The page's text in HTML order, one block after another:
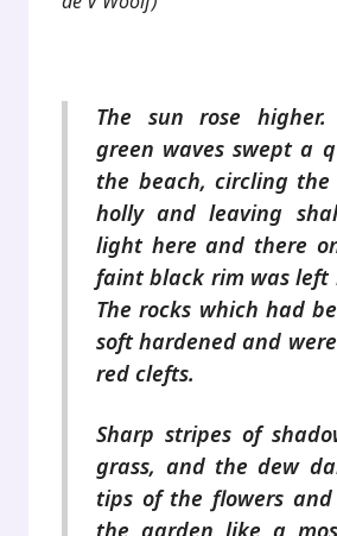
The sun rose higher.
green waves swept a
the beach, circling the
holly and leaving
light here and there
faint black rim was left
The rocks which had
soft hardened and
red clefts.
Sharp stripes of
grass, and the dew
tips of the flowers and
the garden like a